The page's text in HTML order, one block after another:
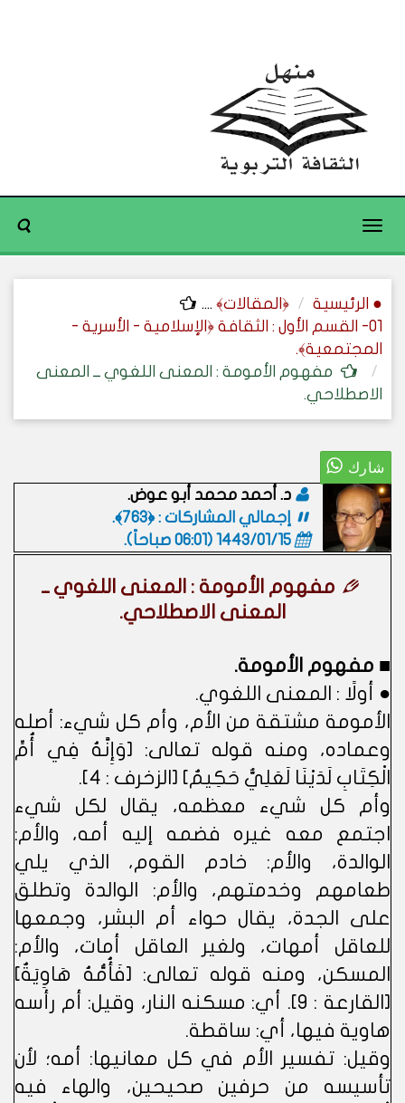
Toggle
● الرئيسية ﴿المقالات﴾ ....
01- القسم الأول : الثقافة ﴿الإسلامية - الأسرية -
المجتمعية﴾.
مفهوم الأمومة : المعنى اللغوي ــ المعنى
الاصطلاحي.
د. أحمد محمد أبو عوض.
إجمالي المشاركات : ﴿763﴾.
1443/01/15 (06:01 صباحاً)
.
مفهوم الأمومة : المعنى اللغوي ــ
المعنى الاصطلاحي.
■ مفهوم الأمومة.
● أولًا : المعنى اللغوي.
الأمومة مشتقة من الأم، وأم كل شيء: أصله
وعماده، ومنه قوله تعالى: [وَإِنَّهُ فِي أُمِّ
الْكِتَابِ لَدَيْنَا لَعَلِيٌّ حَكِيمٌ] [الزخرف : ٤].
وأم كل شيء معظمه، يقال لكل شيء
اجتمع معه غيره فضمه إليه أمه، والأم:
الوالدة، والأم: خادم القوم، الذي يلي
طعامهم وخدمتهم، والأم: الوالدة وتطلق
على الجدة، يقال حواء أم البشر، وجمعها
للعاقل أمهات، ولغير العاقل أمات، والأم:
المسكن، ومنه قوله تعالى: [فَأُمُّهُ هَاوِيَةٌ]
[القارعة : ٩]. أي: مسكنه النار، وقيل: أم رأسه
هاوية فيها، أي: ساقطة.
وقيل: تفسير الأم في كل معانيها: أمه؛ لأن
تأسيسه من حرفين صحيحين، والهاء فيه